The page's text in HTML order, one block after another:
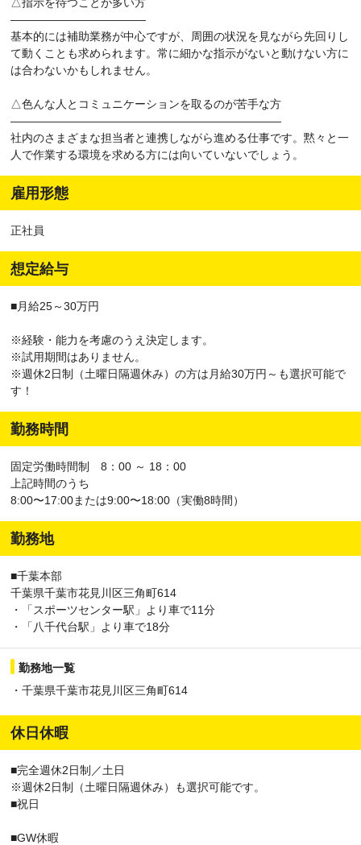
――――――――――――
基本的には補助業務が中心ですが、周囲の状況を見ながら先回りし
て動くことも求められます。常に細かな指示がないと動けない方に
は合わないかもしれません。
△色んな人とコミュニケーションを取るのが苦手な方
――――――――――――――――――――――――
社内のさまざまな担当者と連携しながら進める仕事です。黙々と一
人で作業する環境を求める方には向いていないでしょう。
雇用形態
正社員
想定給与
■月給25～30万円
※経験・能力を考慮のうえ決定します。
※試用期間はありません。
※週休2日制（土曜日隔週休み）の方は月給30万円～も選択可能で
す！
勤務時間
固定労働時間制 8：00 ～ 18：00
上記時間のうち
8:00〜17:00または9:00〜18:00（実働8時間）
勤務地
■千葉本部
千葉県千葉市花⾒川区三⾓町614
・「スポーツセンター駅」より⾞で11分
・「⼋千代台駅」より⾞で18分
勤務地一覧
・千葉県千葉市花見川区三⾓町614
休日休暇
■完全週休2日制／土日
※週休2日制（土曜日隔週休み）も選択可能です。
■祝日
■GW休暇